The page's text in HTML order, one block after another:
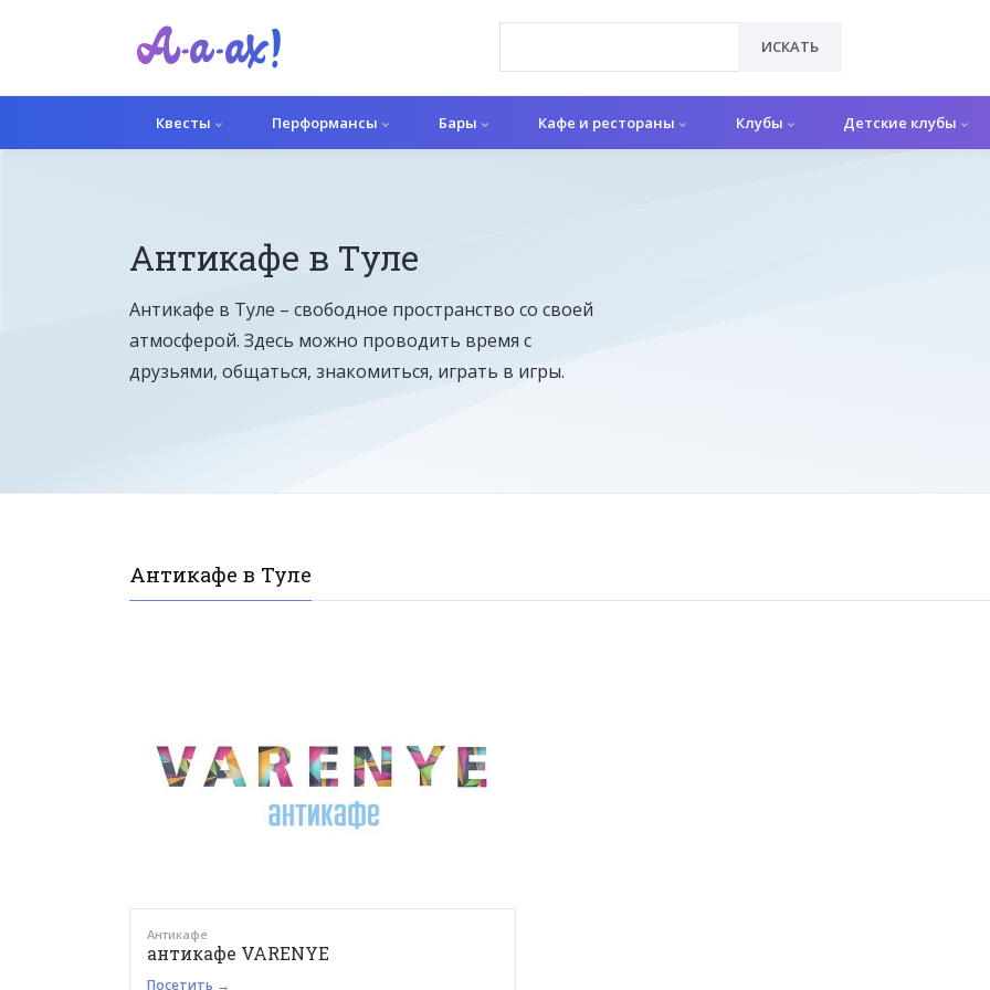
ИСКАТЬ
Квесты Перформансы Бары Кафе и рестораны Клубы Детские клубы
Антикафе в Туле
Антикафе в Туле – свободное пространство со своей
атмосферой. Здесь можно проводить время с
друзьями, общаться, знакомиться, играть в игры.
Антикафе в Туле
Антикафе
антикафе VARENYE
Посетить →